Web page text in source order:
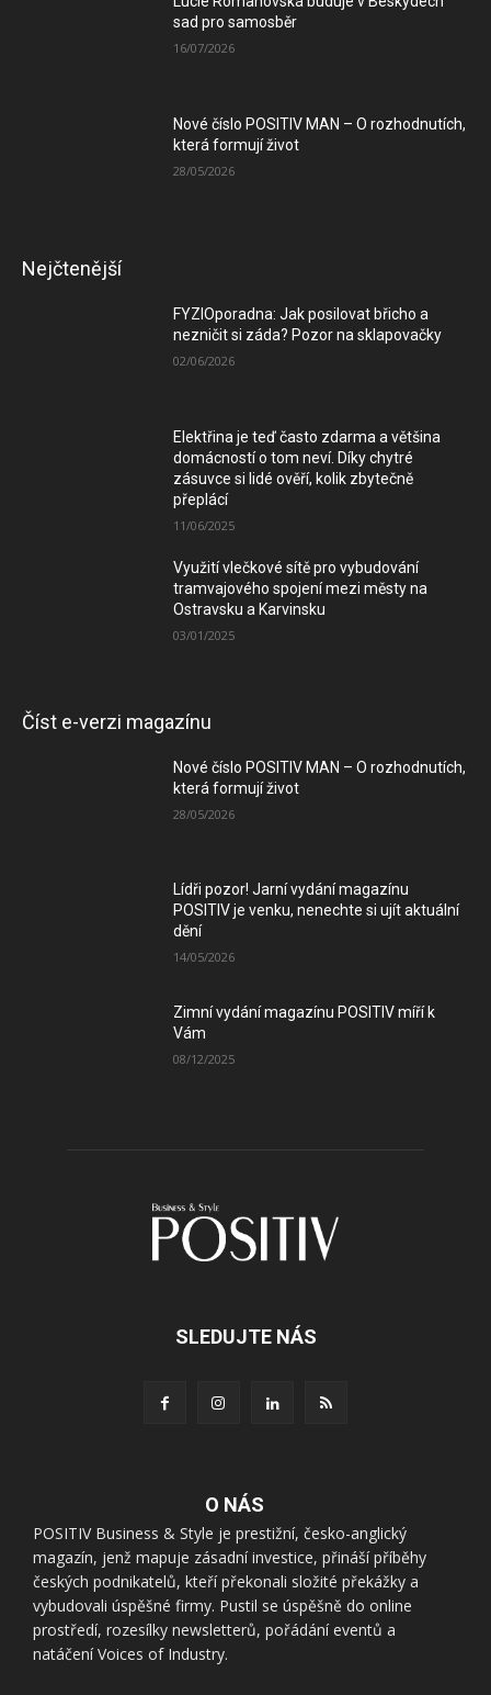
sad pro samosběr
16/07/2026
Nové číslo POSITIV MAN – O rozhodnutích,
která formují život
28/05/2026
Nejčtenější
FYZIOporadna: Jak posilovat břicho a
nezničit si záda? Pozor na sklapovačky
02/06/2026
Elektřina je teď často zdarma a většina
domácností o tom neví. Díky chytré
zásuvce si lidé ověří, kolik zbytečně
přeplácí
11/06/2025
Využití vlečkové sítě pro vybudování
tramvajového spojení mezi městy na
Ostravsku a Karvinsku
03/01/2025
Číst e-verzi magazínu
Nové číslo POSITIV MAN – O rozhodnutích,
která formují život
28/05/2026
Lídři pozor! Jarní vydání magazínu
POSITIV je venku, nenechte si ujít aktuální
dění
14/05/2026
Zimní vydání magazínu POSITIV míří k
Vám
08/12/2025
SLEDUJTE NÁS
O NÁS
POSITIV Business & Style je prestižní, česko-anglický
magazín, jenž mapuje zásadní investice, přináší příběhy
českých podnikatelů, kteří překonali složité překážky a
vybudovali úspěšné firmy. Pustil se úspěšně do online
prostředí, rozesílky newsletterů, pořádání eventů a
natáčení Voices of Industry.